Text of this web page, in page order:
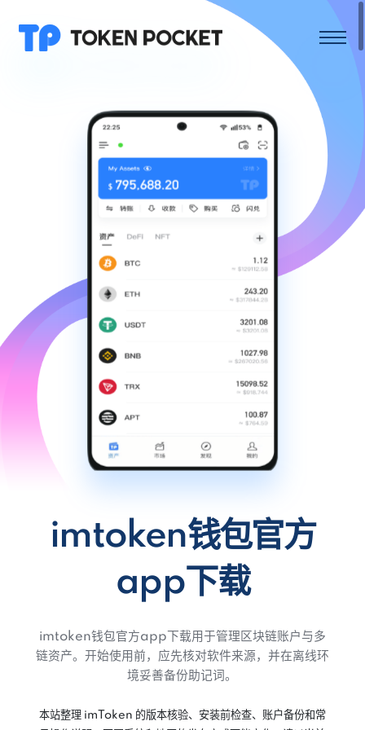
imtoken钱包官方
app下载
imtoken钱包官方app下载用于管理区块链账户与多
链资产。开始使用前，应先核对软件来源，并在离线环
境妥善备份助记词。
本站整理 imToken 的版本核验、安装前检查、账户备份和常